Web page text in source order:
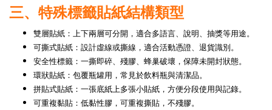
三、特殊標籤貼紙結構類型
雙層貼紙：上下兩層可分開，適合多語言、說明、抽獎等用途。
可撕式貼紙：設計虛線或撕線，適合活動憑證、退貨識別。
安全性標籤：一撕即碎、殘膠、蜂巢破壞，保障未開封狀態。
環狀貼紙：包覆瓶罐用，常見於飲料瓶與清潔品。
拼貼式貼紙：一張底紙上多張小貼紙，方便分段使用與記錄。
可重複黏貼：低黏性膠，可重複撕貼，不殘膠。